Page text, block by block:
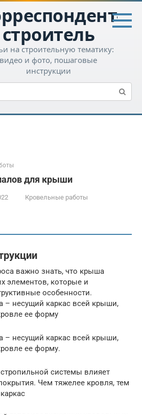
строитель
на строительную тематику:
видео и фото, пошаговые
инструкции
для крыши
Кровельные работы
важно знать, что крыша
элементов, которые и
особенности.
– несущий каркас всей крыши,
ее форму
– несущий каркас всей крыши,
ее форму.
системы влияет
Чем тяжелее кровля, тем